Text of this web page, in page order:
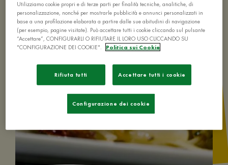
Utilizziamo cookie propri e di terze parti per finalità tecniche, analitiche, di
personalizzazione, nonché per mostrarle pubblicità e annunci personalizzati in
base a una profilazione elaborata a partire dalle sue abitudini di navigazione
(per esempio, pagine visitate). Può accettare tutti i cookie cliccando sul pulsante
“Accettare”, CONFIGURARLI O RIFIUTARE IL LORO USO CLICCANDO SU
"CONFIGURAZIONE DEI COOKIE".
Politica sui Cookie
Rifiuta tutti Accettare tutti i cookie
Configurazione dei cookie